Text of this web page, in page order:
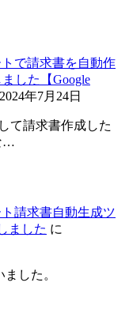
トで請求書を自動作
した【Google
2024年7月24日
て請求書作成した
…
ト請求書自動生成ツ
ました に
した。